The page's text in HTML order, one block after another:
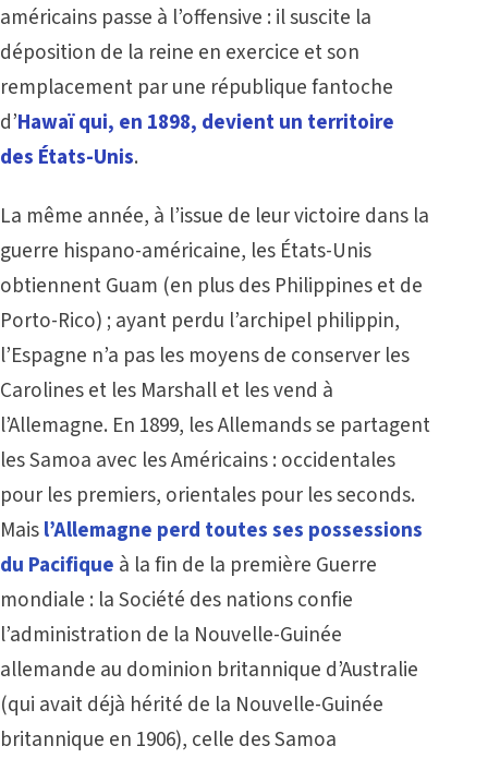
américains passe à l’offensive : il suscite la
déposition de la reine en exercice et son
remplacement par une république fantoche
d’Hawaï qui, en 1898, devient un territoire
des États-Unis.
La même année, à l’issue de leur victoire dans la
guerre hispano-américaine, les États-Unis
obtiennent Guam (en plus des Philippines et de
Porto-Rico) ; ayant perdu l’archipel philippin,
l’Espagne n’a pas les moyens de conserver les
Carolines et les Marshall et les vend à
l’Allemagne. En 1899, les Allemands se partagent
les Samoa avec les Américains : occidentales
pour les premiers, orientales pour les seconds.
Maisl’Allemagne perd toutes ses possessions
du Pacifique à la fin de la première Guerre
mondiale : la Société des nations confie
l’administration de la Nouvelle-Guinée
allemande au dominion britannique d’Australie
(qui avait déjà hérité de la Nouvelle-Guinée
britannique en 1906), celle des Samoa